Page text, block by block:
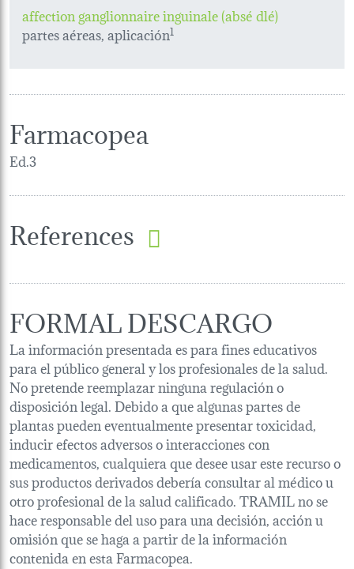
affection ganglionnaire inguinale (absé dlé)
partes aéreas, aplicación1
Farmacopea
Ed.3
References
FORMAL DESCARGO
La información presentada es para fines educativos
para el público general y los profesionales de la salud.
No pretende reemplazar ninguna regulación o
disposición legal. Debido a que algunas partes de
plantas pueden eventualmente presentar toxicidad,
inducir efectos adversos o interacciones con
medicamentos, cualquiera que desee usar este recurso o
sus productos derivados debería consultar al médico u
otro profesional de la salud calificado. TRAMIL no se
hace responsable del uso para una decisión, acción u
omisión que se haga a partir de la información
contenida en esta Farmacopea.